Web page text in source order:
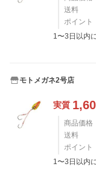
送料
ポイント
1〜3日以内
モトメガネ2号店
実質
商品価格
送料
ポイント
1〜3日以内